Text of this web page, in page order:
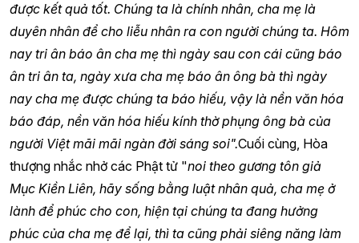
được kết quả tốt. Chúng ta là chính nhân, cha mẹ là
duyên nhân để cho liễu nhân ra con người chúng ta. Hôm
nay tri ân báo ân cha mẹ thì ngày sau con cái cũng báo
ân tri ân ta, ngày xưa cha mẹ báo ân ông bà thì ngày
nay cha mẹ được chúng ta báo hiếu, vậy là nền văn hóa
báo đáp, nền văn hóa hiếu kính thờ phụng ông bà của
người Việt mãi mãi ngàn đời sáng soi".Cuối cùng, Hòa
thượng nhắc nhở các Phật tử "noi theo gương tôn giả
Mục Kiền Liên, hãy sống bằng luật nhân quả, cha mẹ ở
lành để phúc cho con, hiện tại chúng ta đang hưởng
phúc của cha mẹ để lại, thì ta cũng phải siêng năng làm